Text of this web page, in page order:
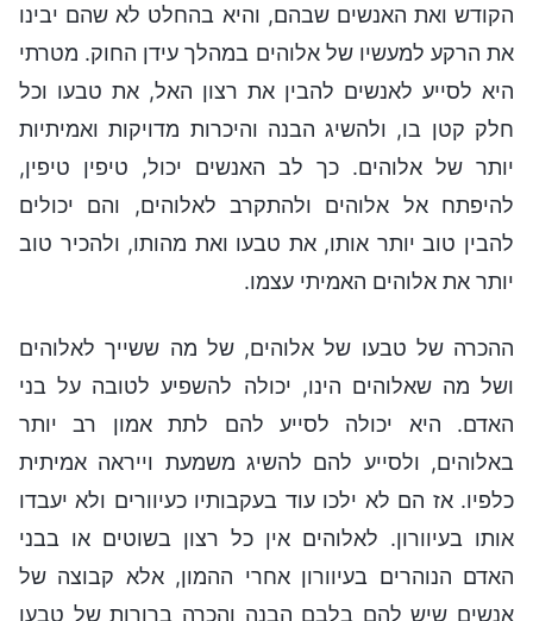
הקודש ואת האנשים שבהם, והיא בהחלט לא שהם יבינו
את הרקע למעשיו של אלוהים במהלך עידן החוק. מטרתי
היא לסייע לאנשים להבין את רצון האל, את טבעו וכל
חלק קטן בו, ולהשיג הבנה והיכרות מדויקות ואמיתיות
יותר של אלוהים. כך לב האנשים יכול, טיפין טיפין,
להיפתח אל אלוהים ולהתקרב לאלוהים, והם יכולים
להבין טוב יותר אותו, את טבעו ואת מהותו, ולהכיר טוב
יותר את אלוהים האמיתי עצמו.
ההכרה של טבעו של אלוהים, של מה ששייך לאלוהים
ושל מה שאלוהים הינו, יכולה להשפיע לטובה על בני
האדם. היא יכולה לסייע להם לתת אמון רב יותר
באלוהים, ולסייע להם להשיג משמעת וייראה אמיתית
כלפיו. אז הם לא ילכו עוד בעקבותיו כעיוורים ולא יעבדו
אותו בעיוורון. לאלוהים אין כל רצון בשוטים או בבני
האדם הנוהרים בעיוורון אחרי ההמון, אלא קבוצה של
אנשים שיש להם בלבם הבנה והכרה ברורות של טבעו